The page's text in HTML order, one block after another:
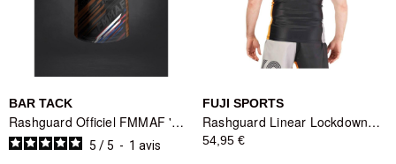
BAR TACK
Rashguard Officiel FMMAF 'Drift' Marron - Bar Tack
5 /5 - 1 avis
FUJI SPORTS
Rashguard Linear Lockdown Noir/Orange - Fuji Sports
54,95 €